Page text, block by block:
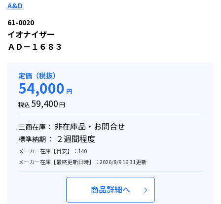
A&D
61-0020
イオナイザー
ＡＤ－１６８３
定価（税抜）
54,000 円
税込 59,400円
三商在庫： 非在庫品・お問合せ
標準納期 ： ２週間程度
メーカー在庫【目安】：140
メーカー在庫【最終更新日時】：2026/8/9 16:31更新
商品詳細へ